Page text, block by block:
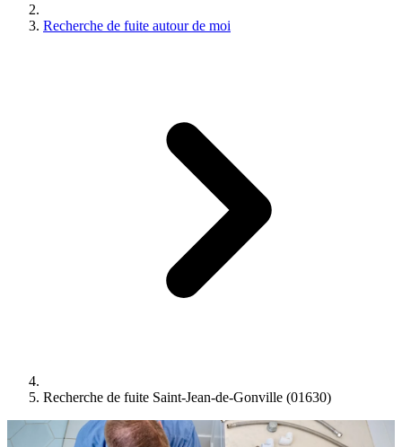
Recherche de fuite autour de moi
Recherche de fuite Saint-Jean-de-Gonville (01630)